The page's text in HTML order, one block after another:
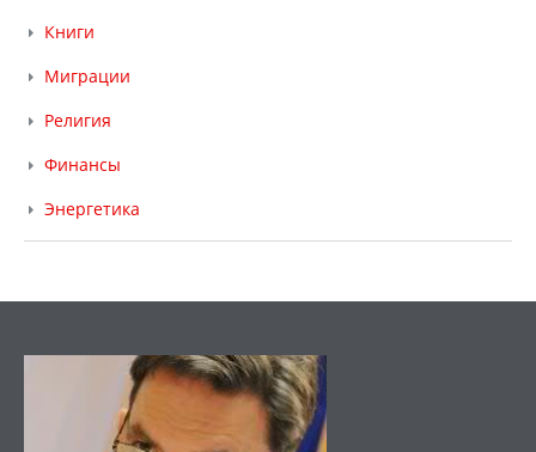
Книги
Миграции
Религия
Финансы
Энергетика